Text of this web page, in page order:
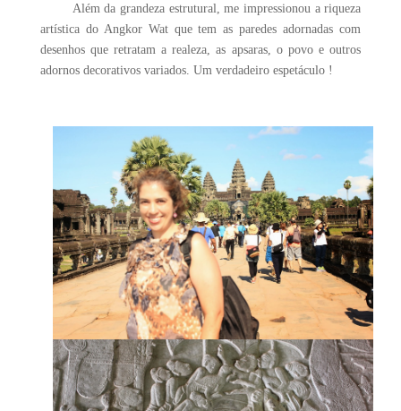
Além da grandeza estrutural, me impressionou a riqueza
artística do Angkor Wat que tem as paredes adornadas com
desenhos que retratam a realeza, as apsaras, o povo e outros
adornos decorativos variados. Um verdadeiro espetáculo !